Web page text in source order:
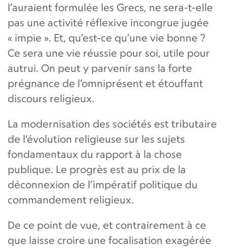
l’auraient formulée les Grecs, ne sera-t-elle
pas une activité réflexive incongrue jugée
« impie ». Et, qu’est-ce qu’une vie bonne ?
Ce sera une vie réussie pour soi, utile pour
autrui. On peut y parvenir sans la forte
prégnance de l’omniprésent et étouffant
discours religieux.
La modernisation des sociétés est tributaire
de l’évolution religieuse sur les sujets
fondamentaux du rapport à la chose
publique. Le progrès est au prix de la
déconnexion de l’impératif politique du
commandement religieux.
De ce point de vue, et contrairement à ce
que laisse croire une focalisation exagérée